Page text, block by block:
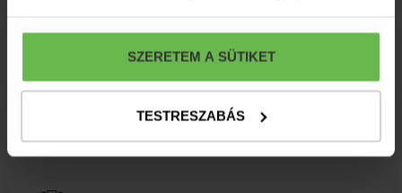
SZERETEM A SÜTIKET
TESTRESZABÁS
Az ár nem tartalmazza